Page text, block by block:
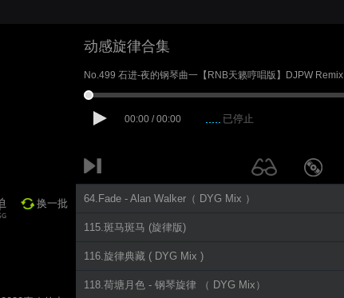
动感旋律合集
No.499 石进-夜的钢琴曲一【RNB天籁哼唱版】DJPW Remix
00:00 / 00:00 已停止
换一批 64.Fade - Alan Walker（ DYG Mix ）
115.斑马斑马 (旋律版)
116.旋律典藏 ( DYG Mix )
118.荷塘月色 - 钢琴旋律 （ DYG Mix）